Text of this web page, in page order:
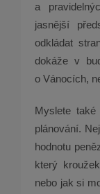
a
jasnější
odkládat
dokáže v
o Vánocích,
Myslete
plánování.
hodnotu
který
nebo jak si